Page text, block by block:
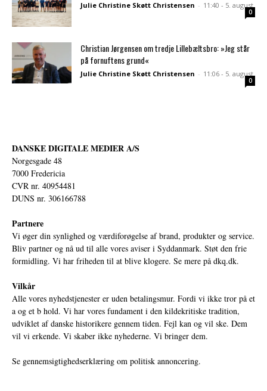
Julie Christine Skøtt Christensen - 11:40 - 5. august
0
Christian Jørgensen om tredje Lillebæltsbro: »Jeg står
på fornuftens grund«
Julie Christine Skøtt Christensen - 11:06 - 5. august
0
DANSKE DIGITALE MEDIER A/S
Norgesgade 48
7000 Fredericia
CVR nr. 40954481
DUNS nr. 306166788
Partnere
Vi øger din synlighed og værdiforøgelse af brand, produkter og service.
Bliv partner og nå ud til alle vores aviser i Syddanmark. Støt den frie
formidling. Vi har friheden til at blive klogere. Se mere på dkq.dk.
Vilkår
Alle vores nyhedstjenester er uden betalingsmur. Fordi vi ikke tror på et
a og et b hold. Vi har vores fundament i den kildekritiske tradition,
udviklet af danske historikere gennem tiden. Fejl kan og vil ske. Dem
vil vi erkende. Vi skaber ikke nyhederne. Vi bringer dem.
Se gennemsigtighedserklæring om politisk annoncering.